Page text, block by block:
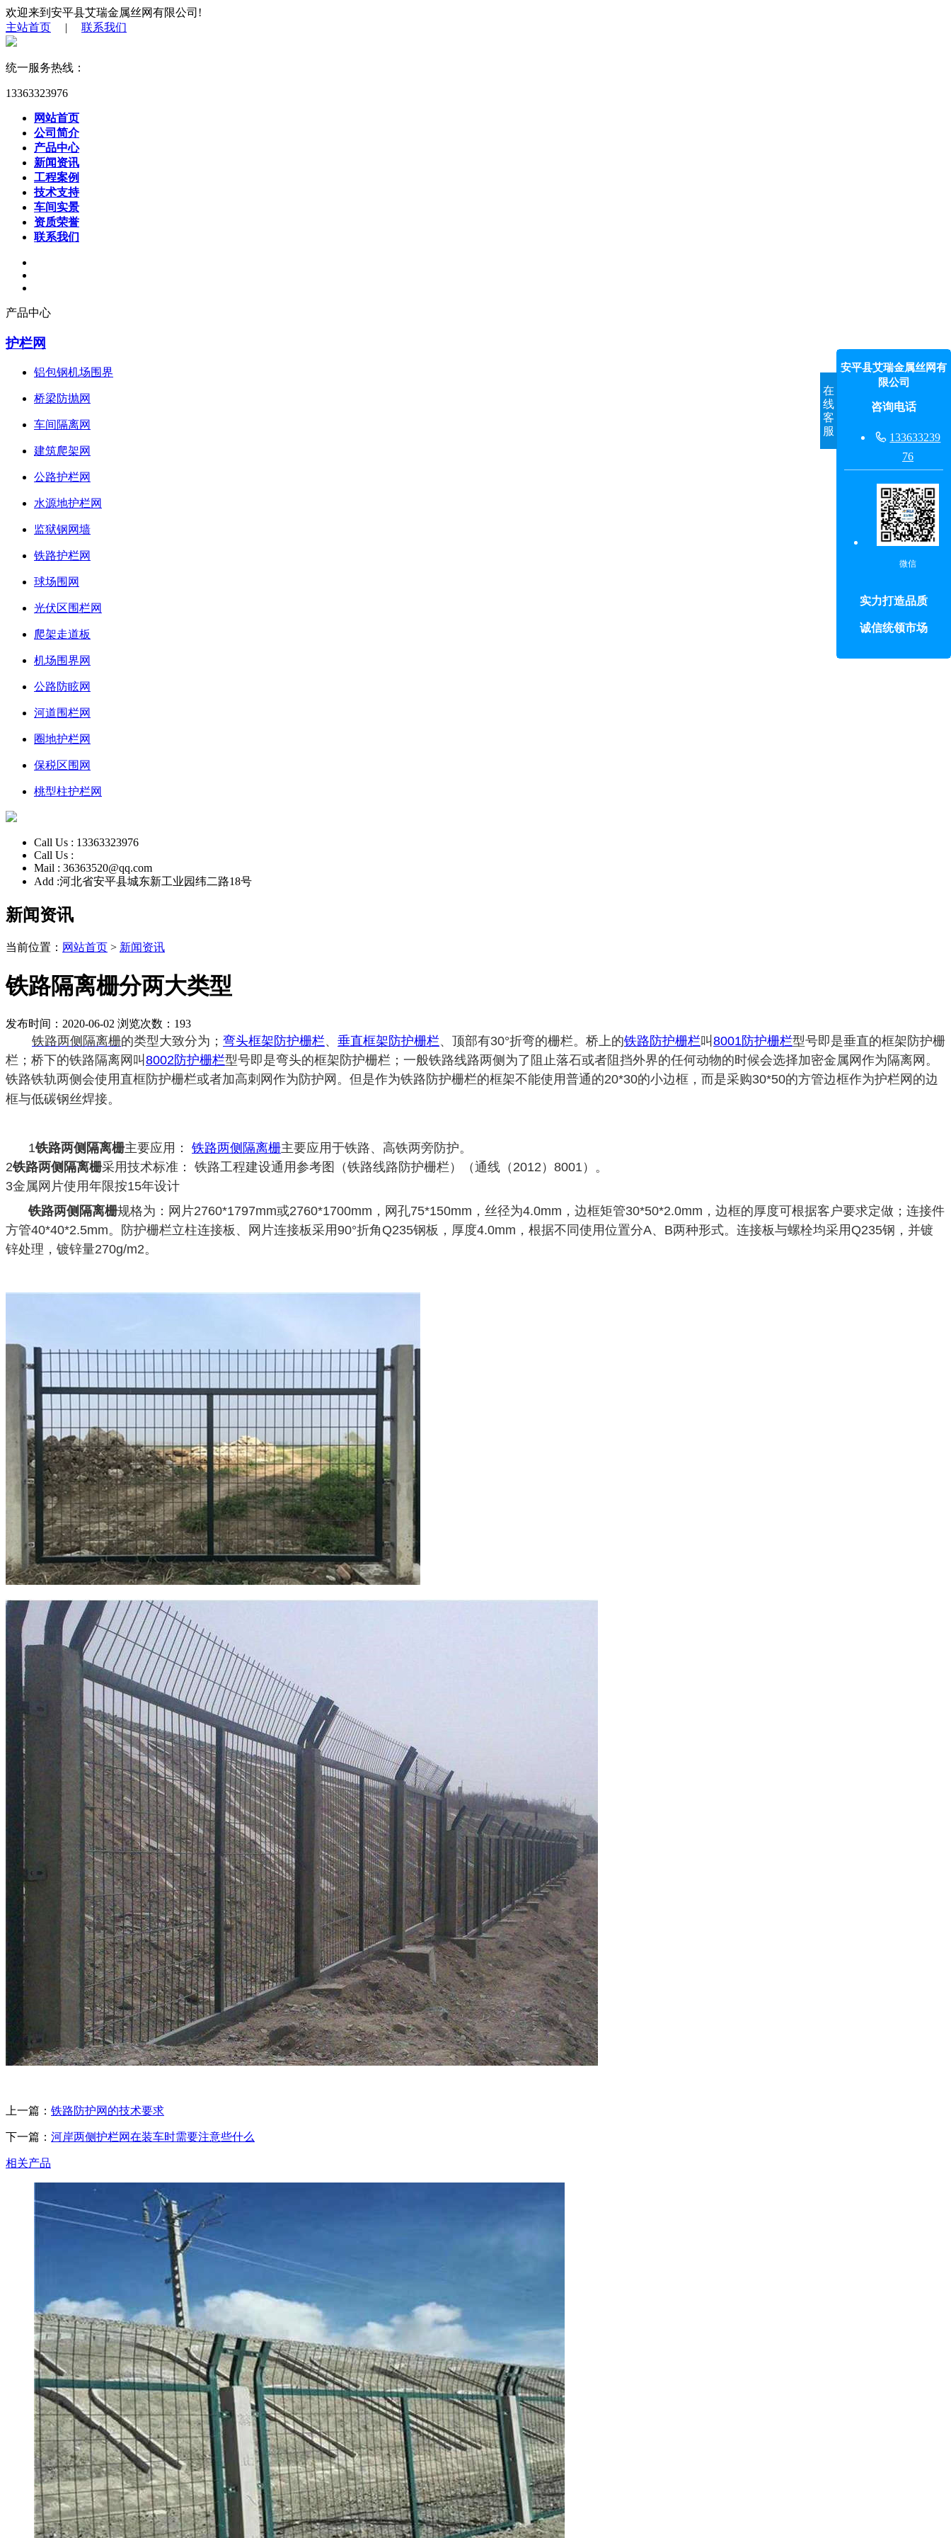
欢迎来到安平县艾瑞金属丝网有限公司!
主站首页 | 联系我们
统一服务热线：
13363323976
网站首页
公司简介
产品中心
新闻资讯
工程案例
技术支持
车间实景
资质荣誉
联系我们
产品中心
护栏网
铝包钢机场围界
桥梁防抛网
车间隔离网
建筑爬架网
公路护栏网
水源地护栏网
监狱钢网墙
铁路护栏网
球场围网
光伏区围栏网
爬架走道板
机场围界网
公路防眩网
河道围栏网
圈地护栏网
保税区围网
桃型柱护栏网
Call Us : 13363323976
Call Us :
Mail : 36363520@qq.com
Add :河北省安平县城东新工业园纬二路18号
新闻资讯
当前位置： 网站首页 > 新闻资讯
铁路隔离栅分两大类型
发布时间：2020-06-02 浏览次数： 193
铁路两侧隔离栅的类型大致分为； 弯头框架防护栅栏、 垂直框架防护栅栏、顶部有30°折弯的栅栏。桥上的铁路防护栅栏叫 8001防护栅栏型号即是垂直的框架防护栅
栏；桥下的铁路隔离网叫 8002防护栅栏型号即是弯头的框架防护栅栏；一般铁路线路两侧为了阻止落石或者阻挡外界的任何动物的时候会选择加密金属网作为隔离网。
铁路铁轨两侧会使用直框防护栅栏或者加高刺网作为防护网。但是作为铁路防护栅栏的框架不能使用普通的20*30的小边框，而是采购30*50的方管边框作为护栏网的边
框与低碳钢丝焊接。
1铁路两侧隔离栅主要应用： 铁路两侧隔离栅主要应用于铁路、高铁两旁防护。
2铁路两侧隔离栅采用技术标准： 铁路工程建设通用参考图（铁路线路防护栅栏）（通线（2012）8001）。
3金属网片使用年限按15年设计
铁路两侧隔离栅规格为：网片2760*1797mm或2760*1700mm，网孔75*150mm，丝径为4.0mm，边框矩管30*50*2.0mm，边框的厚度可根据客户要求定做；连接件
方管40*40*2.5mm。防护栅栏立柱连接板、网片连接板采用90°折角Q235钢板，厚度4.0mm，根据不同使用位置分A、B两种形式。连接板与螺栓均采用Q235钢，并镀
锌处理，镀锌量270g/m2。
上一篇： 铁路防护网的技术要求
下一篇： 河岸两侧护栏网在装车时需要注意些什么
相关产品
在
线
客
服
安平县艾瑞金属丝网有
限公司
咨询电话
 133633239
76
微信
实力打造品质
诚信统领市场